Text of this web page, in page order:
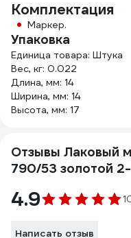
Комплектация
Маркер.
Упаковка
Единица товара: Штука
Вес, кг: 0.022
Длина, мм: 14
Ширина, мм: 14
Высота, мм: 17
Отзывы Лаковый
790/53 золотой
4.9
Написать отзыв